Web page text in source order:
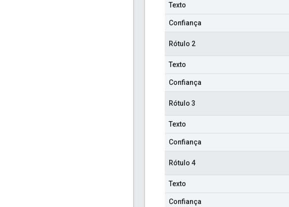
Texto
Confiança
Rótulo 2
Texto
Confiança
Rótulo 3
Texto
Confiança
Rótulo 4
Texto
Confiança